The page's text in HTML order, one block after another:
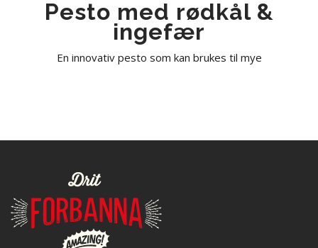
Pesto med rødkål &
ingefær
En innovativ pesto som kan brukes til mye